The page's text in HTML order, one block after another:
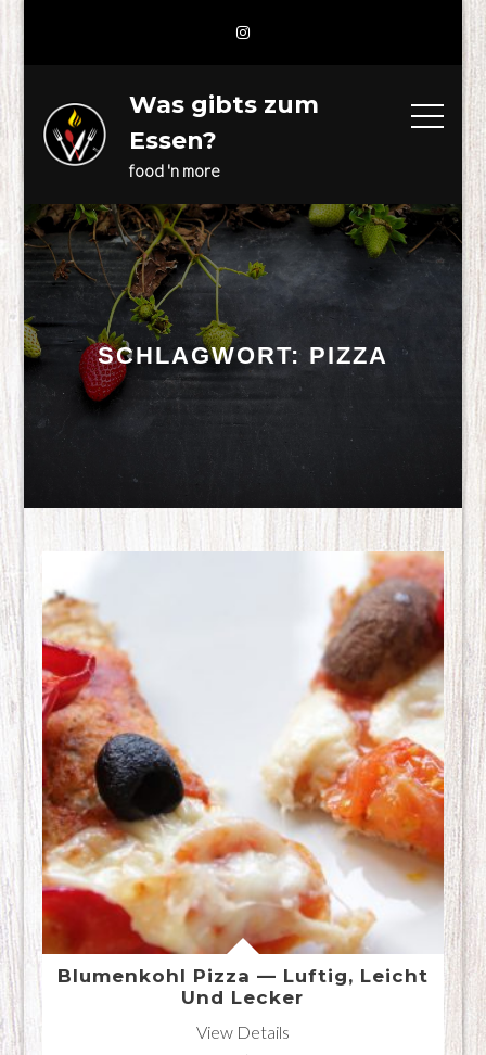
Was gibts zum
Essen?
food 'n more
SCHLAGWORT: PIZZA
Blumenkohl Pizza — Luftig, Leicht
Und Lecker
View Details